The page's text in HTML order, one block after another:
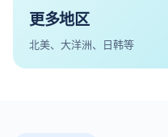
更多地区
北美、大洋洲、日韩等